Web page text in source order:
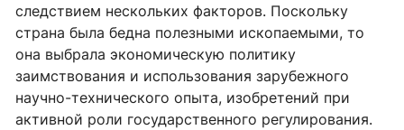
следствием нескольких факторов. Поскольку
страна была бедна полезными ископаемыми, то
она выбрала экономическую политику
заимствования и использования зарубежного
научно-технического опыта, изобретений при
активной роли государственного регулирования.